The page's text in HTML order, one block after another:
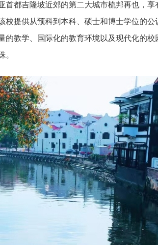
都吉隆坡近郊的第二大城市梳邦再也，享
提供从预科到本科、硕士和博士学位的公
教学、国际化的教育环境以及现代化的校
。